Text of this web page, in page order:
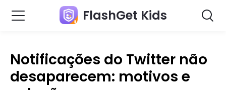
FlashGet Kids
Notificações do Twitter não
desaparecem: motivos e